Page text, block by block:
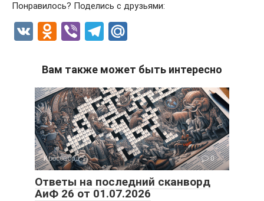
Понравилось? Поделись с друзьями:
V
O
n
o
kl
a
ss
ni
ki
Vi
er
T
e
gr
a
m
.R
u
Вам также может быть интересно
Кроссворд 0
Ответы на последний сканворд
АиФ 26 от 01.07.2026